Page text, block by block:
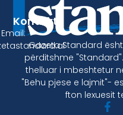
Gazeta Standard
përditshme
thelluar i mbeshtetur
"Behu pjese e lajmit"-
fton lexuesit
Kontakt
Email: